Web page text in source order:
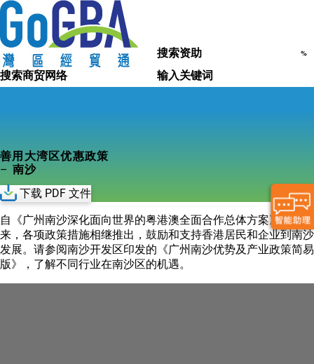
搜索城市
搜索资助
搜索商贸网络
输入关键词
善用大湾区优惠政策
– 南沙
下载 PDF 文件
自《广州南沙深化面向世界的粤港澳全面合作总体方案》公布以
来，各项政策措施相继推出，鼓励和支持香港居民和企业到南沙
发展。请参阅南沙开发区印发的《广州南沙优势及产业政策简易
版》，了解不同行业在南沙区的机遇。